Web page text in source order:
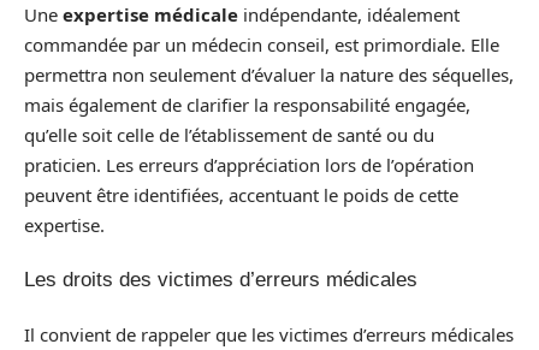
Une expertise médicale indépendante, idéalement
commandée par un médecin conseil, est primordiale. Elle
permettra non seulement d’évaluer la nature des séquelles,
mais également de clarifier la responsabilité engagée,
qu’elle soit celle de l’établissement de santé ou du
praticien. Les erreurs d’appréciation lors de l’opération
peuvent être identifiées, accentuant le poids de cette
expertise.
Les droits des victimes d’erreurs médicales
Il convient de rappeler que les victimes d’erreurs médicales